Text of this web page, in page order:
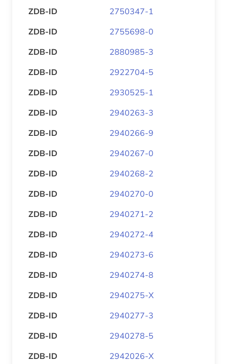
ZDB-ID
2750347-1
ZDB-ID
2755698-0
ZDB-ID
2880985-3
ZDB-ID
2922704-5
ZDB-ID
2930525-1
ZDB-ID
2940263-3
ZDB-ID
2940266-9
ZDB-ID
2940267-0
ZDB-ID
2940268-2
ZDB-ID
2940270-0
ZDB-ID
2940271-2
ZDB-ID
2940272-4
ZDB-ID
2940273-6
ZDB-ID
2940274-8
ZDB-ID
2940275-X
ZDB-ID
2940277-3
ZDB-ID
2940278-5
ZDB-ID
2942026-X